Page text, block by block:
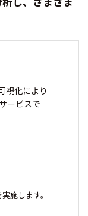
視化により
ービスで
施します。